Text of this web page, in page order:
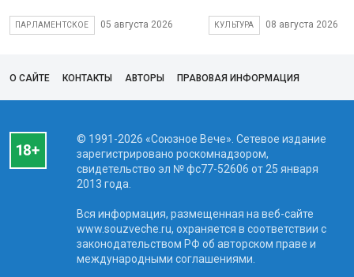
ПАРЛАМЕНТСКОЕ 05 августа 2026 КУЛЬТУРА 08 августа 2026
О САЙТЕ КОНТАКТЫ АВТОРЫ ПРАВОВАЯ ИНФОРМАЦИЯ
© 1991-2026 «Союзное Вече». Сетевое издание
зарегистрировано роскомнадзором,
свидетельство эл № фc77-52606 от 25 января
2013 года.
Вся информация, размещенная на веб-сайте
www.souzveche.ru, охраняется в соответствии с
законодательством РФ об авторском праве и
международными соглашениями.